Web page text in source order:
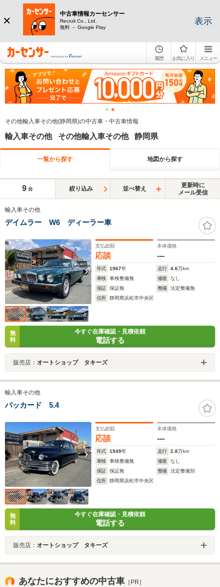
中古車情報カーセンサー
Recruit Co., Ltd.
無料 － Google Play
表示
履歴 お気に入り メニュー
その他輸入車その他(静岡県)の中古車・中古車情報
輸入車その他 その他輸入車その他 静岡県
一覧から探す 地図から探す
9 台 絞り込み 並べ替え
更新時に
メール受信
輸入車その他
デイムラー W6 ディーラー車
支払総額
応談
本体価格
---
年式 1967年 走行 4.6万km
車検
車検整備無 修復
なし
保証
保証無 整備
法定整備無
住所
静岡県浜松市中央区
無
料
今すぐ在庫確認・見積依頼
電話する
販売店： オートショップ タキーズ
輸入車その他
パッカード 5.4
支払総額
応談
本体価格
---
年式 1949年 走行 2.8万km
車検
車検整備無 修復
なし
保証
保証無 整備
法定整備別
住所
静岡県浜松市中央区
無
料
今すぐ在庫確認・見積依頼
電話する
販売店： オートショップ タキーズ
あなたにおすすめの中古車 ［PR］